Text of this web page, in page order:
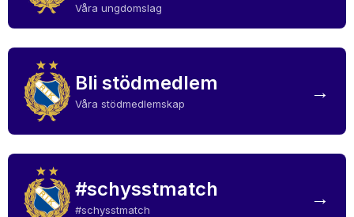
KLUBBSHOP REDBERGSLIDS IK
Våra ungdomslag
Bli stödmedlem
Våra stödmedlemskap →
#schysstmatch
#schysstmatch →